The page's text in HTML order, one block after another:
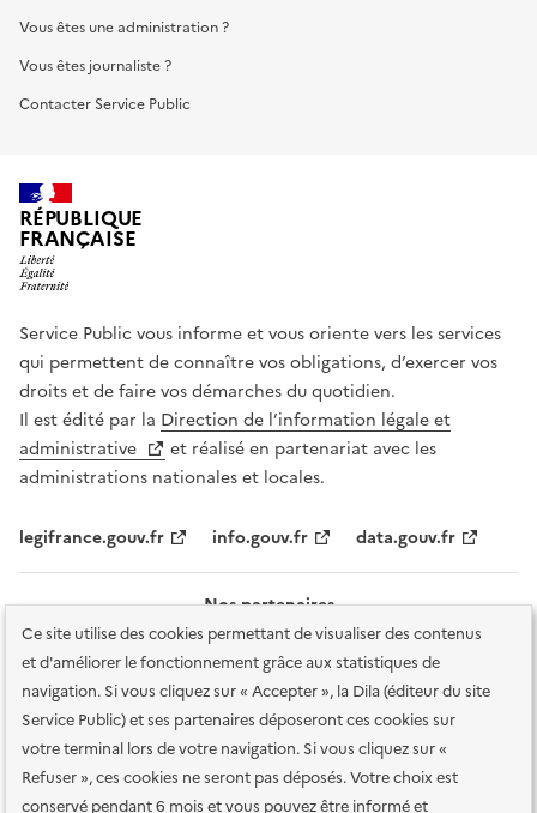
Ce site utilise des cookies permettant de visualiser des contenus
et d'améliorer le fonctionnement grâce aux statistiques de
navigation. Si vous cliquez sur « Accepter », la Dila (éditeur du site
Service Public) et ses partenaires déposeront ces cookies sur
votre terminal lors de votre navigation. Si vous cliquez sur «
Refuser », ces cookies ne seront pas déposés. Votre choix est
conservé pendant 6 mois et vous pouvez être informé et
Vous êtes une administration ?
Vous êtes journaliste ?
Contacter Service Public
RÉPUBLIQUE
FRANÇAISE
Service Public vous informe et vous oriente vers les services
qui permettent de connaître vos obligations, d’exercer vos
droits et de faire vos démarches du quotidien.
Il est édité par la Direction de l’information légale et
administrative
et réalisé en partenariat avec les
administrations nationales et locales.
legifrance.gouv.fr info.gouv.fr data.gouv.fr
Nos partenaires
Plan du site Accessibilité : totalement conforme
Accessibilité des
services en ligne Mentions légales Données personnelles et sécurité